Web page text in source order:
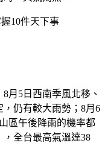
10件天下事
月5日西南季風北移、
仍有較大雨勢；8月6
區午後降雨的機率都
全台最高氣溫達38